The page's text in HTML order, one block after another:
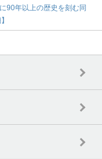
90年以上の歴史を刻む同